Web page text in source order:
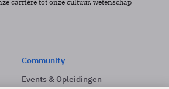
carrière tot onze cultuur, wetenschap
Community
Events & Opleidingen